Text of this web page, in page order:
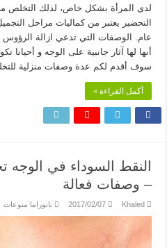
لدى المرأة بشكل خاص، لذلك التخلص
التحضير يعتبر من كماليات مراحل
عام. الوصفات التي تدعي ازالة الرؤوس
أنها لها آثار جانبية على الوجه و
سوف أقدم لكم عدة وصفات منزلية
أكمل القراءة »
النقط السوداء في
– وصفات فعالة
Khaled
2017/02/07 بانوراما منوعات